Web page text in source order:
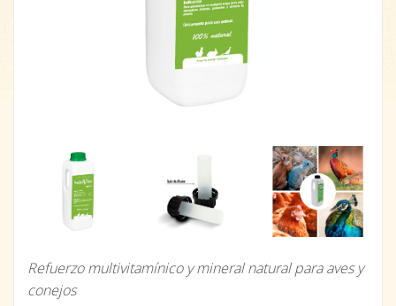
Refuerzo multivitamínico y mineral natural para aves y
conejos